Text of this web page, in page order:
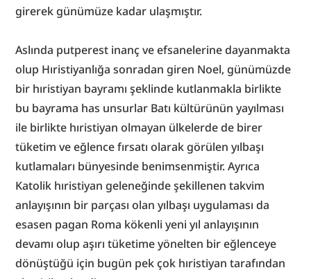
girerek günümüze kadar ulaşmıştır.
Aslında putperest inanç ve efsanelerine dayanmakta
olup Hıristiyanlığa sonradan giren Noel, günümüzde
bir hıristiyan bayramı şeklinde kutlanmakla birlikte
bu bayrama has unsurlar Batı kültürünün yayılması
ile birlikte hıristiyan olmayan ülkelerde de birer
tüketim ve eğlence fırsatı olarak görülen yılbaşı
kutlamaları bünyesinde benimsenmiştir. Ayrıca
Katolik hıristiyan geleneğinde şekillenen takvim
anlayışının bir parçası olan yılbaşı uygulaması da
esasen pagan Roma kökenli yeni yıl anlayışının
devamı olup aşırı tüketime yönelten bir eğlenceye
dönüştüğü için bugün pek çok hıristiyan tarafından